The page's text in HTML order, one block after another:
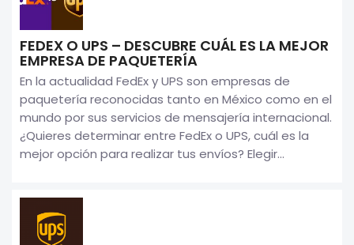
FEDEX O UPS – DESCUBRE CUÁL ES LA MEJOR
EMPRESA DE PAQUETERÍA
En la actualidad FedEx y UPS son empresas de
paquetería reconocidas tanto en México como en el
mundo por sus servicios de mensajería internacional.
¿Quieres determinar entre FedEx o UPS, cuál es la
mejor opción para realizar tus envíos? Elegir...